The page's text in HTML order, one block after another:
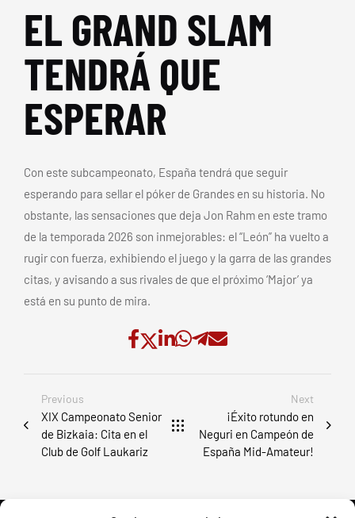
EL GRAND SLAM
TENDRÁ QUE
ESPERAR
Con este subcampeonato, España tendrá que seguir
esperando para sellar el póker de Grandes en su historia. No
obstante, las sensaciones que deja Jon Rahm en este tramo
de la temporada 2026 son inmejorables: el “León” ha vuelto a
rugir con fuerza, exhibiendo el juego y la garra de las grandes
citas, y avisando a sus rivales de que el próximo ‘Major’ ya
está en su punto de mira.
Previous
XIX Campeonato Senior
de Bizkaia: Cita en el
Club de Golf Laukariz
Next
¡Éxito rotundo en
Neguri en Campeón de
España Mid-Amateur!